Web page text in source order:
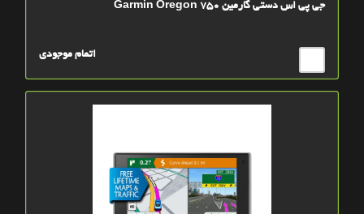
جی پی اس دستی گارمین Garmin Oregon 750
اتمام موجودی